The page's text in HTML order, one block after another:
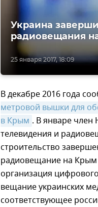
25 января 2017, 18:09
Украина
радиовещания
В декабре 2016 года
метровой вышки для
в Крым . В январе
телевидения и
строительство
радиовещание на Крым
организация
вещание украинских
соответствующее